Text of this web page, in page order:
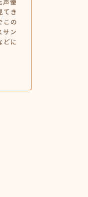
声優
てき
この
サン
どに